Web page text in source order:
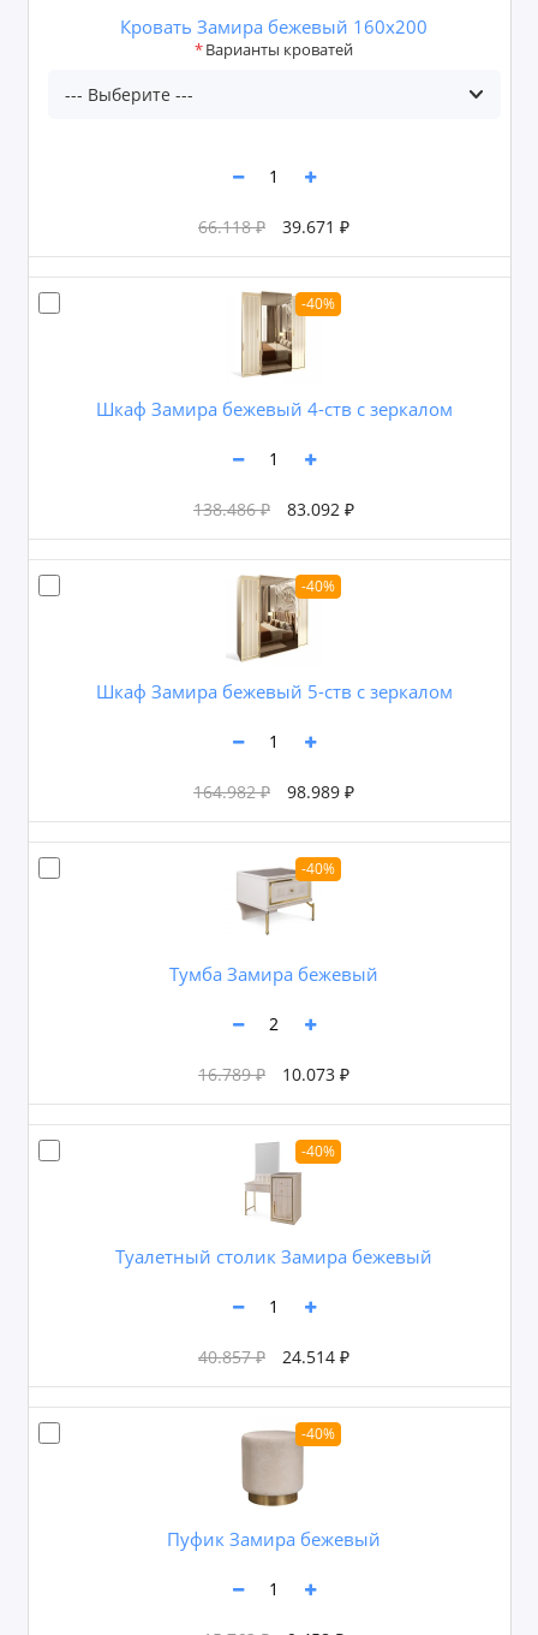
Кровать Замира бежевый 160x200
Варианты кроватей
66.118 ₽ 39.671 ₽
-40%
Шкаф Замира бежевый 4-ств с зеркалом
138.486 ₽ 83.092 ₽
-40%
Шкаф Замира бежевый 5-ств с зеркалом
164.982 ₽ 98.989 ₽
-40%
Тумба Замира бежевый
16.789 ₽ 10.073 ₽
-40%
Туалетный столик Замира бежевый
40.857 ₽ 24.514 ₽
-40%
Пуфик Замира бежевый